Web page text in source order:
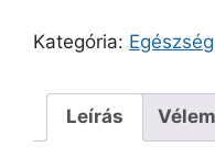
Kategória: Egészség
Leírás